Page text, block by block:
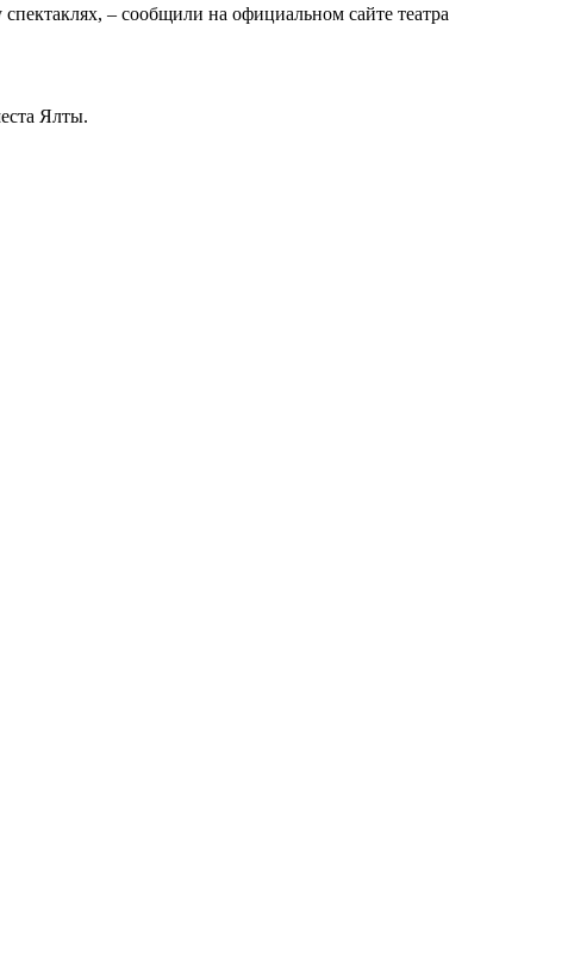
– сообщили на официальном сайте театра
Ялты.